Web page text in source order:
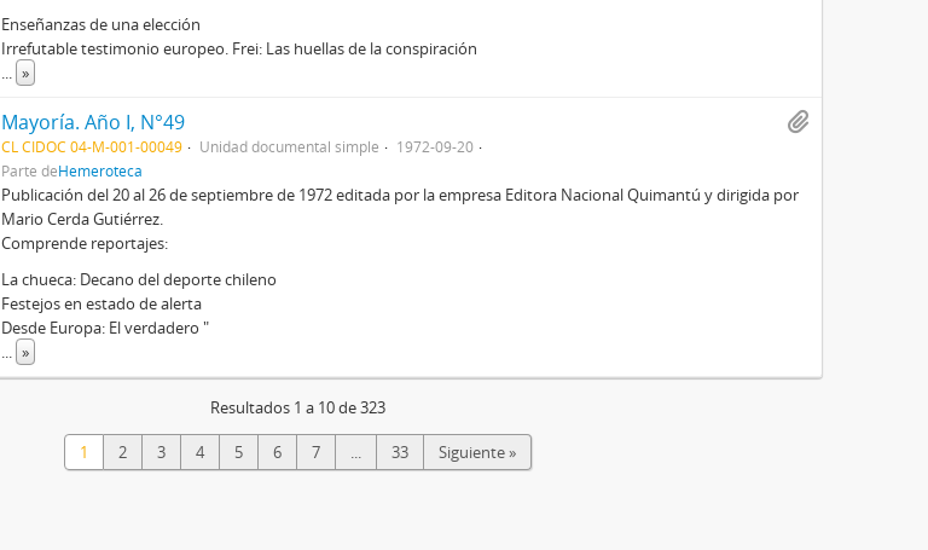
Enseñanzas de una elección
Irrefutable testimonio europeo. Frei: Las huellas de la conspiración
... »
Mayoría. Año I, N°49
CL CIDOC 04-M-001-00049 Unidad documental simple
1972-09-20
Parte deHemeroteca
Publicación del 20 al 26 de septiembre de 1972 editada por la empresa Editora Nacional Quimantú y dirigida por
Mario Cerda Gutiérrez.
Comprende reportajes:
La chueca: Decano del deporte chileno
Festejos en estado de alerta
Desde Europa: El verdadero "
... »
Resultados 1 a 10 de 323
1 2 3 4 5 6 7 ... 33 Siguiente »